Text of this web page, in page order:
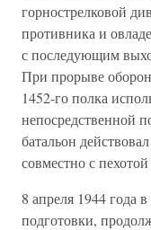
горнострелковой
противника и
с последующим
При прорыве
1452-го полка
непосредственной
батальон
совместно с
8 апреля 1944 года
подготовки,